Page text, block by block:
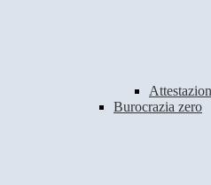
Burocrazia zero